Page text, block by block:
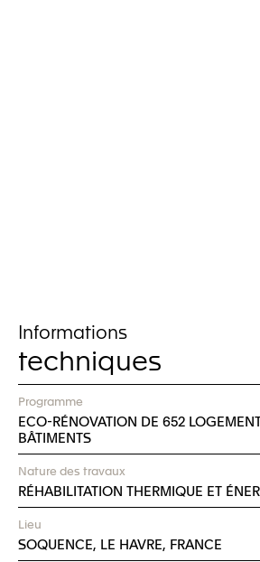
Informations
techniques
Programme
ECO-RÉNOVATION DE 652
BÂTIMENTS
Nature des travaux
RÉHABILITATION THERMIQUE ET
Lieu
SOQUENCE, LE HAVRE, FRANCE